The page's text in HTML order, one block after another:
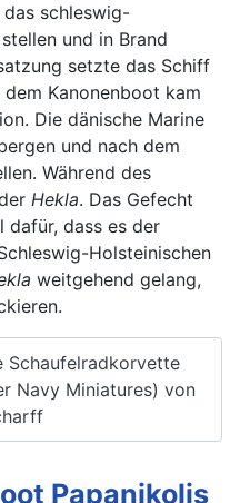
das schleswig-
und in Brand
setzte das Schiff
Kanonenboot kam
Die dänische Marine
und nach dem
Während des
Hekla. Das Gefecht
dafür, dass es der
Holsteinischen
weitgehend gelang,
Schaufelradkorvette
Navy Miniatures) von
Papanikolis